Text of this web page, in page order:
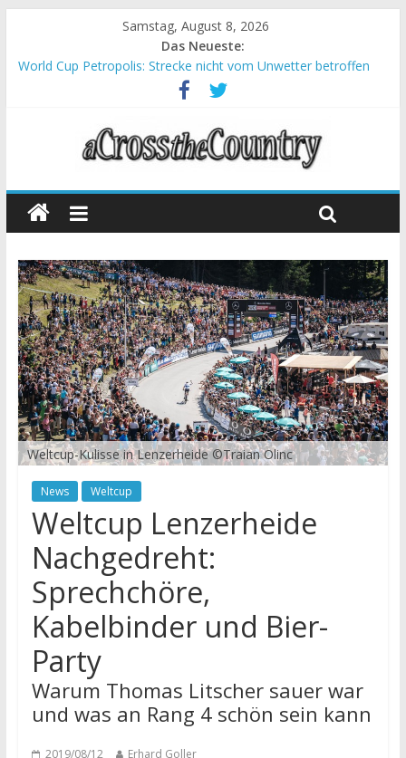
Samstag, August 8, 2026
Das Neueste:
World Cup Petropolis: Strecke nicht vom Unwetter betroffen
Krumbach und Obergessertshausen: Mountainbike-Bundesliga
Supercup Massi Banyoles: Siege für Carod und Richards
Halbzeit beim Andalucia Bike Race: Weltmeister Seewald führt
Chelva: Schweizer Doppelsieg beim ersten XCO-Rennen der
Weltcup-Kulisse in Lenzerheide ©Traian Olinc
News Weltcup
Weltcup Lenzerheide
Nachgedreht:
Sprechchöre,
Kabelbinder und Bier-
Party
Warum Thomas Litscher sauer war
und was an Rang 4 schön sein kann
2019/08/12 Erhard Goller